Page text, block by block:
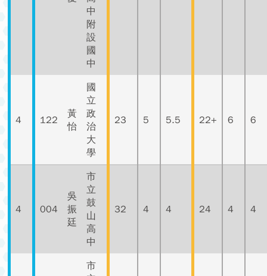
中
附
設
國
中
4 122
黃
怡
國
立
政
治
大
學
23 5 5.5 22+ 6 6
4 004
吳
振
廷
市
立
鼓
山
高
中
32 4 4 24 4 4
市